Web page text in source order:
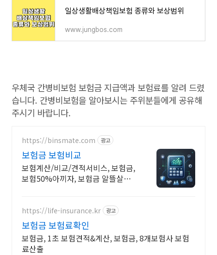
일상생활배상책임보험 종류와 보상범위
www.jungbos.com
우체국 간병비보험 보험금 지급액과 보험료를 알려 드렸
습니다. 간병비보험을 알아보시는 주위분들에게 공유해
주시기 바랍니다.
https://binsmate.com 광고
보험금 보험비교
보험계산/비교/견적서비스, 보험금,
보험50%아끼자, 보험금 알뜰살뜰
https://life-insurance.kr 광고
보험금 보험료확인
보험금, 1초 보험견적&계산, 보험금, 8개보험사 보험
료산출